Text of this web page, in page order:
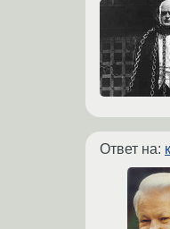
Ответ на: